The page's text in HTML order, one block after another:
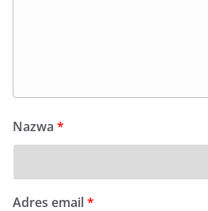
Nazwa *
Adres email*